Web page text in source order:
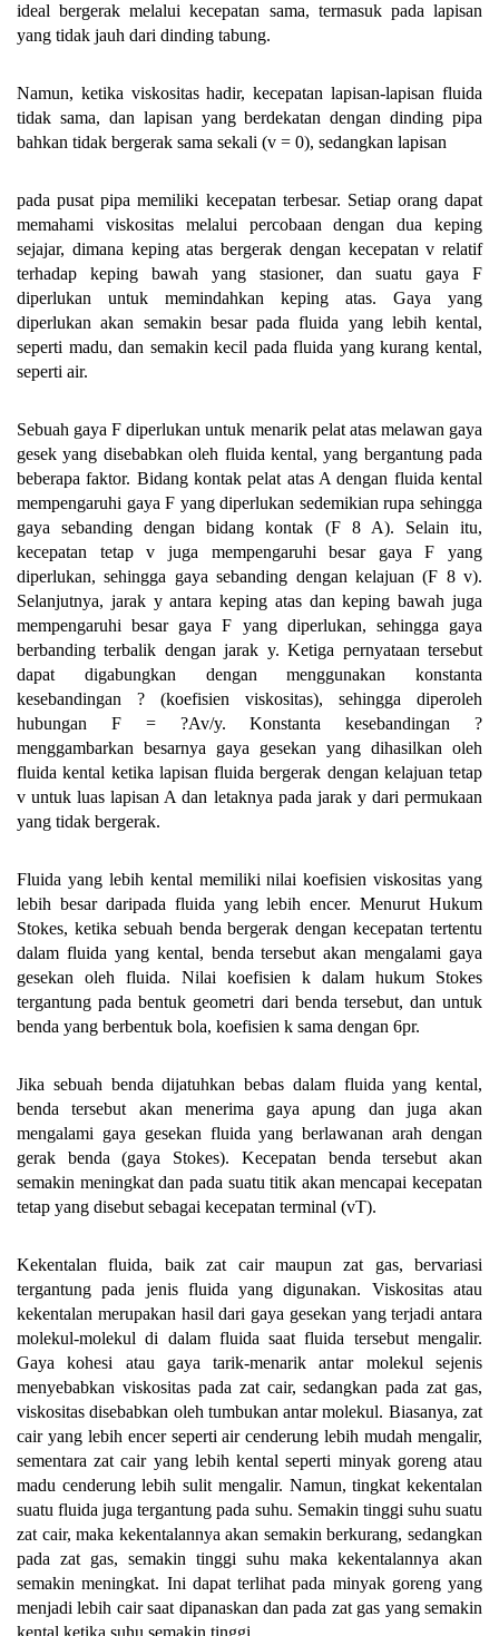
ideal bergerak melalui kecepatan sama, termasuk pada lapisan
yang tidak jauh dari dinding tabung.
Namun, ketika viskositas hadir, kecepatan lapisan-lapisan fluida
tidak sama, dan lapisan yang berdekatan dengan dinding pipa
bahkan tidak bergerak sama sekali (v = 0), sedangkan lapisan
pada pusat pipa memiliki kecepatan terbesar. Setiap orang dapat
memahami viskositas melalui percobaan dengan dua keping
sejajar, dimana keping atas bergerak dengan kecepatan v relatif
terhadap keping bawah yang stasioner, dan suatu gaya F
diperlukan untuk memindahkan keping atas. Gaya yang
diperlukan akan semakin besar pada fluida yang lebih kental,
seperti madu, dan semakin kecil pada fluida yang kurang kental,
seperti air.
Sebuah gaya F diperlukan untuk menarik pelat atas melawan gaya
gesek yang disebabkan oleh fluida kental, yang bergantung pada
beberapa faktor. Bidang kontak pelat atas A dengan fluida kental
mempengaruhi gaya F yang diperlukan sedemikian rupa sehingga
gaya sebanding dengan bidang kontak (F 8 A). Selain itu,
kecepatan tetap v juga mempengaruhi besar gaya F yang
diperlukan, sehingga gaya sebanding dengan kelajuan (F 8 v).
Selanjutnya, jarak y antara keping atas dan keping bawah juga
mempengaruhi besar gaya F yang diperlukan, sehingga gaya
berbanding terbalik dengan jarak y. Ketiga pernyataan tersebut
dapat digabungkan dengan menggunakan konstanta
kesebandingan ? (koefisien viskositas), sehingga diperoleh
hubungan F = ?Av/y. Konstanta kesebandingan ?
menggambarkan besarnya gaya gesekan yang dihasilkan oleh
fluida kental ketika lapisan fluida bergerak dengan kelajuan tetap
v untuk luas lapisan A dan letaknya pada jarak y dari permukaan
yang tidak bergerak.
Fluida yang lebih kental memiliki nilai koefisien viskositas yang
lebih besar daripada fluida yang lebih encer. Menurut Hukum
Stokes, ketika sebuah benda bergerak dengan kecepatan tertentu
dalam fluida yang kental, benda tersebut akan mengalami gaya
gesekan oleh fluida. Nilai koefisien k dalam hukum Stokes
tergantung pada bentuk geometri dari benda tersebut, dan untuk
benda yang berbentuk bola, koefisien k sama dengan 6pr.
Jika sebuah benda dijatuhkan bebas dalam fluida yang kental,
benda tersebut akan menerima gaya apung dan juga akan
mengalami gaya gesekan fluida yang berlawanan arah dengan
gerak benda (gaya Stokes). Kecepatan benda tersebut akan
semakin meningkat dan pada suatu titik akan mencapai kecepatan
tetap yang disebut sebagai kecepatan terminal (vT).
Kekentalan fluida, baik zat cair maupun zat gas, bervariasi
tergantung pada jenis fluida yang digunakan. Viskositas atau
kekentalan merupakan hasil dari gaya gesekan yang terjadi antara
molekul-molekul di dalam fluida saat fluida tersebut mengalir.
Gaya kohesi atau gaya tarik-menarik antar molekul sejenis
menyebabkan viskositas pada zat cair, sedangkan pada zat gas,
viskositas disebabkan oleh tumbukan antar molekul. Biasanya, zat
cair yang lebih encer seperti air cenderung lebih mudah mengalir,
sementara zat cair yang lebih kental seperti minyak goreng atau
madu cenderung lebih sulit mengalir. Namun, tingkat kekentalan
suatu fluida juga tergantung pada suhu. Semakin tinggi suhu suatu
zat cair, maka kekentalannya akan semakin berkurang, sedangkan
pada zat gas, semakin tinggi suhu maka kekentalannya akan
semakin meningkat. Ini dapat terlihat pada minyak goreng yang
menjadi lebih cair saat dipanaskan dan pada zat gas yang semakin